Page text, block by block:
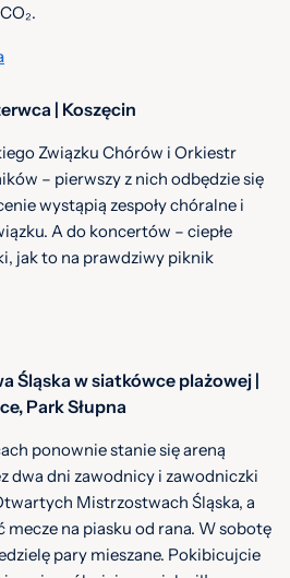
| Koszęcin
Związku Chórów i Orkiestr
– pierwszy z nich odbędzie się
wystąpią zespoły chóralne i
A do koncertów – ciepłe
jak to na prawdziwy piknik
Śląska w siatkówce plażowej |
Park Słupna
ponownie stanie się areną
dwa dni zawodnicy i zawodniczki
Mistrzostwach Śląska, a
na piasku od rana. W sobotę
pary mieszane. Pokibicujcie